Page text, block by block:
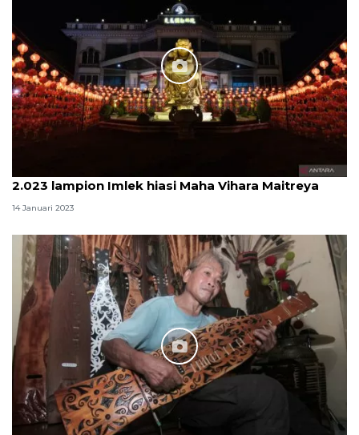
2.023 lampion Imlek hiasi Maha Vihara Maitreya
14 Januari 2023